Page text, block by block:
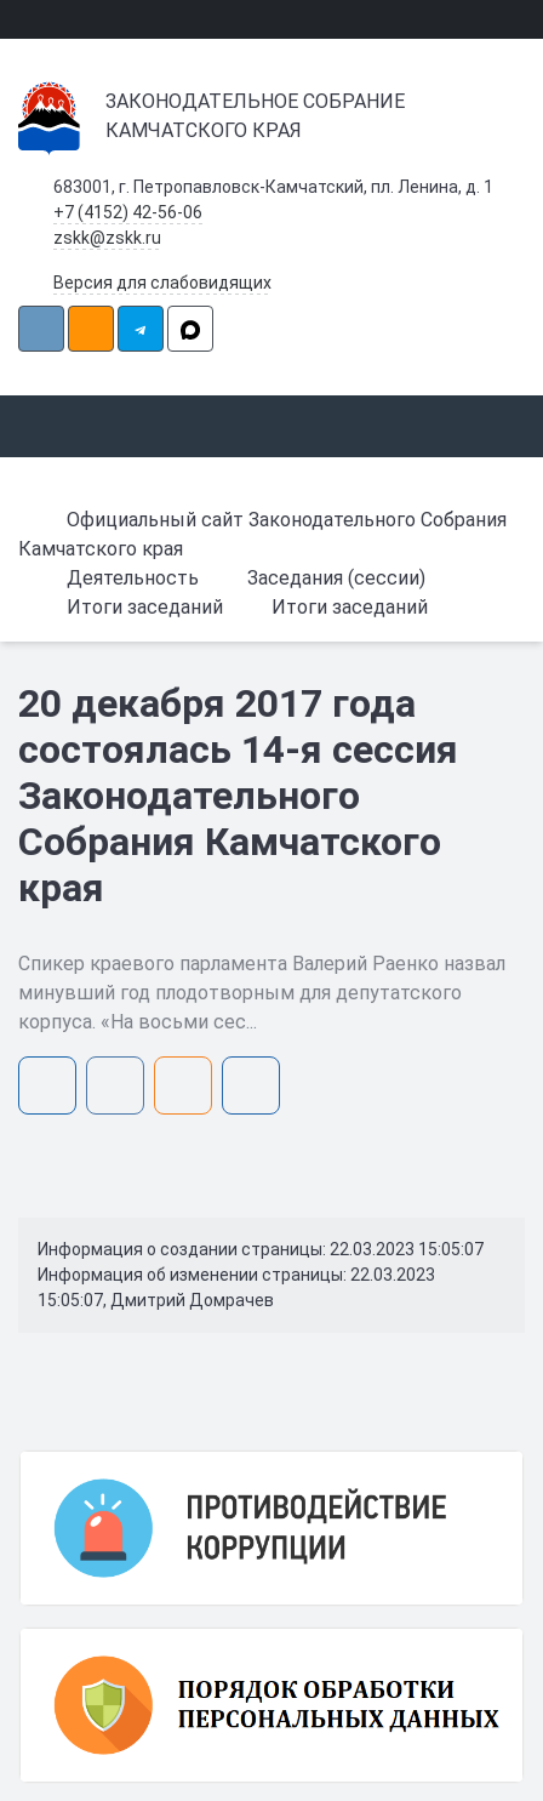
ЗАКОНОДАТЕЛЬНОЕ СОБРАНИЕ
КАМЧАТСКОГО КРАЯ
683001, г. Петропавловск-Камчатский, пл. Ленина, д. 1
+7 (4152) 42-56-06
zskk@zskk.ru
Версия для слабовидящих
Официальный сайт Законодательного Собрания
Камчатского края
Деятельность
Заседания (сессии)
Итоги заседаний
Итоги заседаний
20 декабря 2017 года
состоялась 14-я сессия
Законодательного
Собрания Камчатского
края
Спикер краевого парламента Валерий Раенко назвал
минувший год плодотворным для депутатского
корпуса. «На восьми сес...
Информация о создании страницы: 22.03.2023 15:05:07
Информация об изменении страницы: 22.03.2023
15:05:07, Дмитрий Домрачев